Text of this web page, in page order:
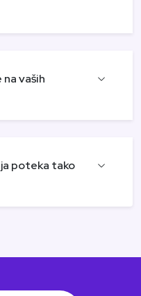
vaših
poteka tako